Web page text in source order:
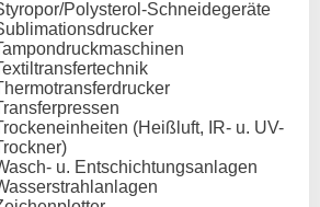
Polysterol-Schneidegeräte
(Heißluft, IR- u. UV-
u. Entschichtungsanlagen